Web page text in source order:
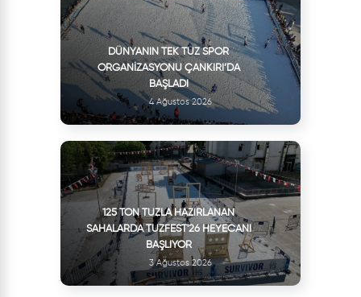
DÜNYANIN TEK TUZ SPOR
ORGANIZASYONU ÇANKIRI’DA
BAŞLADI
4 Ağustos 2026
125 TON TUZLA HAZIRLANAN
SAHALARDA TUZFEST'26 HEYECANI
BAŞLIYOR
3 Ağustos 2026